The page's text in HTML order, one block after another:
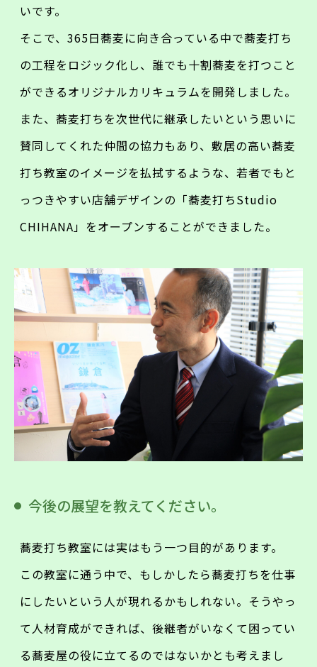
いです。
そこで、365日蕎麦に向き合っている中で蕎麦打ち
の工程をロジック化し、誰でも十割蕎麦を打つこと
ができるオリジナルカリキュラムを開発しました。
また、蕎麦打ちを次世代に継承したいという思いに
賛同してくれた仲間の協力もあり、敷居の高い蕎麦
打ち教室のイメージを払拭するような、若者でもと
っつきやすい店舗デザインの「蕎麦打ちStudio
CHIHANA」をオープンすることができました。
今後の展望を教えてください。
蕎麦打ち教室には実はもう一つ目的があります。
この教室に通う中で、もしかしたら蕎麦打ちを仕事
にしたいという人が現れるかもしれない。そうやっ
て人材育成ができれば、後継者がいなくて困ってい
る蕎麦屋の役に立てるのではないかとも考えまし